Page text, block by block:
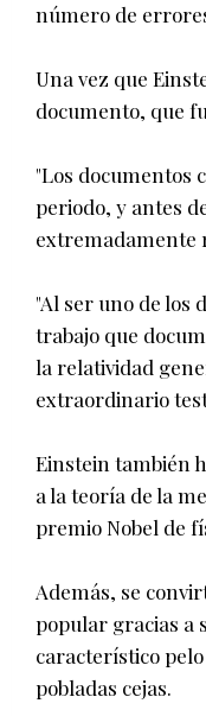
número de
Una vez que
documento, que
"Los documentos
periodo, y antes
extremadamente
"Al ser uno de los
trabajo que
la relatividad
extraordinario
Einstein también
a la teoría de la
premio Nobel de
Además, se
popular gracias a
característico
pobladas cejas.